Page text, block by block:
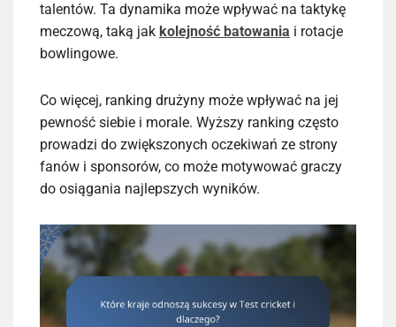
talentów. Ta dynamika może wpływać na taktykę
meczową, taką jak kolejność batowania i rotacje
bowlingowe.
Co więcej, ranking drużyny może wpływać na jej
pewność siebie i morale. Wyższy ranking często
prowadzi do zwiększonych oczekiwań ze strony
fanów i sponsorów, co może motywować graczy
do osiągania najlepszych wyników.